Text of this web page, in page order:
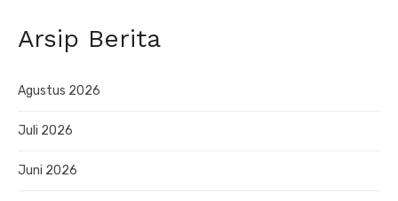
Arsip Berita
Agustus 2026
Juli 2026
Juni 2026